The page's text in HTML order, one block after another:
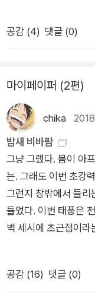
월 11일 후에 폭풍우
쓰러지며 대니 부드먼
우샘프턴에서 하선시
했지만, 이 이야기를
까. 22일 동안 배 안을
국 실족했을 거란 결
네이루로 향하고 있을
베첸토가 발을 달랑거
를 연주하는 모습을
리에 잠에서 깨어 나
갖 VIP들 가운데 미국
림 위로 눈에서 흘러
단다. 이로부터 20년
연주뿐이던 화자 ‘나’
도 그렇게 바라보고
선택을 한다. 타인에
피아노 건반을 삶의
미일까.타자를 이해하
첸토가 하선을 결심하
연과 소리내어 읽는
로그 극으로 이 이야
다.노베첸토, 이건 누
멈추었다. 그는 말수
선장을 지그시 바라
공감 (4) 댓글 (0)
마이페이퍼 (2편)
chika
밤새 비바람
그냥 그랬다. 몸이 아
는. 그래도 이번 초강
그런지 창밖에서 들리
들었다. 이번 태풍은
벽 세시에 초근접이라
다. 태풍이 이제야 근
어있는데 검사하고 약
공감 (16) 댓글 (0)